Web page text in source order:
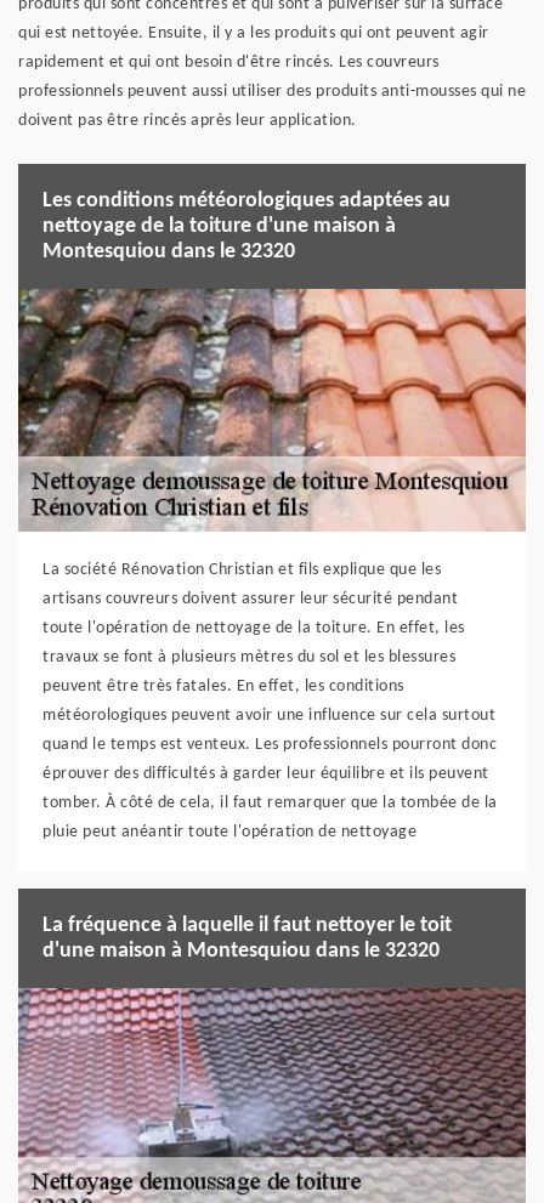
produits qui sont concentrés et qui sont à pulvériser sur la surface
qui est nettoyée. Ensuite, il y a les produits qui ont peuvent agir
rapidement et qui ont besoin d'être rincés. Les couvreurs
professionnels peuvent aussi utiliser des produits anti-mousses qui ne
doivent pas être rincés après leur application.
Les conditions météorologiques adaptées au
nettoyage de la toiture d'une maison à
Montesquiou dans le 32320
La société Rénovation Christian et fils explique que les
artisans couvreurs doivent assurer leur sécurité pendant
toute l'opération de nettoyage de la toiture. En effet, les
travaux se font à plusieurs mètres du sol et les blessures
peuvent être très fatales. En effet, les conditions
météorologiques peuvent avoir une influence sur cela surtout
quand le temps est venteux. Les professionnels pourront donc
éprouver des difficultés à garder leur équilibre et ils peuvent
tomber. À côté de cela, il faut remarquer que la tombée de la
pluie peut anéantir toute l'opération de nettoyage
La fréquence à laquelle il faut nettoyer le toit
d'une maison à Montesquiou dans le 32320